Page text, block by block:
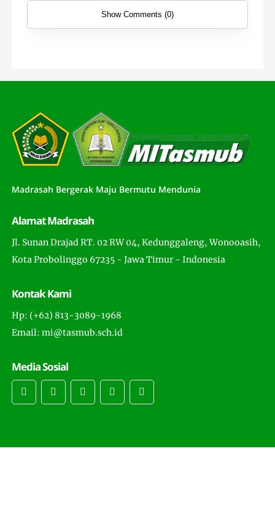
Show Comments (0)
Madrasah Bergerak Maju Bermutu Mendunia
Alamat Madrasah
Jl. Sunan Drajad RT. 02 RW 04, Kedunggaleng, Wonooasih,
Kota Probolinggo 67235 - Jawa Timur - Indonesia
Kontak Kami
Hp: (+62) 813-3089-1968
Email: mi@tasmub.sch.id
Media Sosial